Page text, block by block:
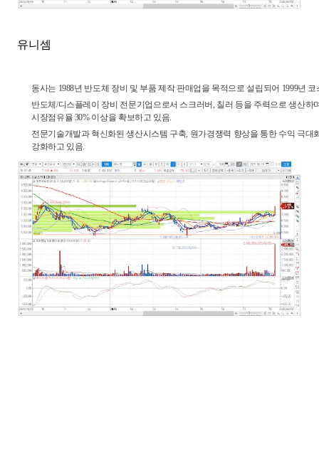
유니셈
동사는 1988년 반도체 장비 및 부품 제작 판매업을 목적으로 설립되어 1999년
반도체/디스플레이 장비 전문기업으로서 스크러버, 칠러 등을 주력으로 생산하
시장점유율 30% 이상을 확보하고 있음.
전문기술개발과 혁신화된 생산시스템 구축, 원가경쟁력 향상을 통한 수익 극
강화하고 있음.